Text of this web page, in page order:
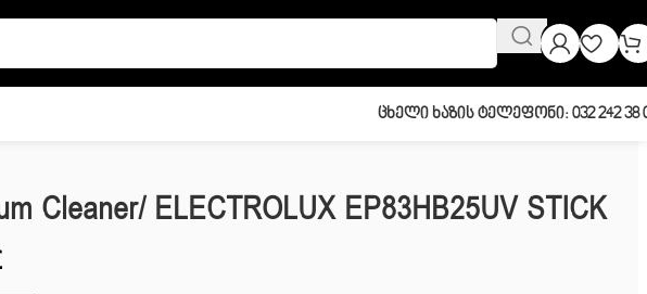
Ცხელი Ხაზის Ტელეფონი: 032 242 38
Cleaner/ ELECTROLUX EP83HB25UV STICK